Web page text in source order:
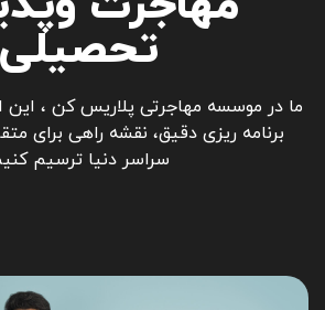
ما در موسسه مهاجرتی پلاریس کن ، این
برنامه ریزی دقیق، نقشه راهی برای
سراسر دنیا ترسیم